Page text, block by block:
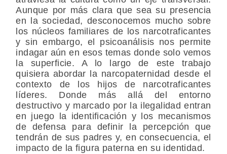
Aunque por más clara que sea su presencia
en la sociedad, desconocemos mucho sobre
los núcleos familiares de los narcotraficantes
y sin embargo, el psicoanálisis nos permite
indagar aún en esos temas donde solo vemos
la superficie. A lo largo de este trabajo
quisiera abordar la narcopaternidad desde el
contexto de los hijos de narcotraficantes
líderes. Donde más allá del entorno
destructivo y marcado por la ilegalidad entran
en juego la identificación y los mecanismos
de defensa para definir la percepción que
tendrán de sus padres y, en consecuencia, el
impacto de la figura paterna en su identidad.